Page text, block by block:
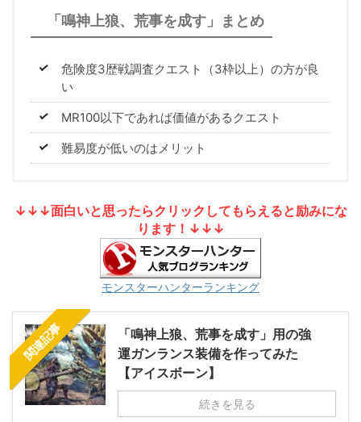
「鳴神上狼、荒事を成す」まとめ
危険度3歴戦調査クエスト（3枠以上）の方が良
い
MR100以下であれば価値があるクエスト
難易度が低いのはメリット
↓↓↓面白いと思ったらクリックしてもらえると励みにな
ります！↓↓↓
モンスターハンターランキング
関連記事
「鳴神上狼、荒事を成す」用の強
運ガンランス装備を作ってみた
【アイスボーン】
続きを見る